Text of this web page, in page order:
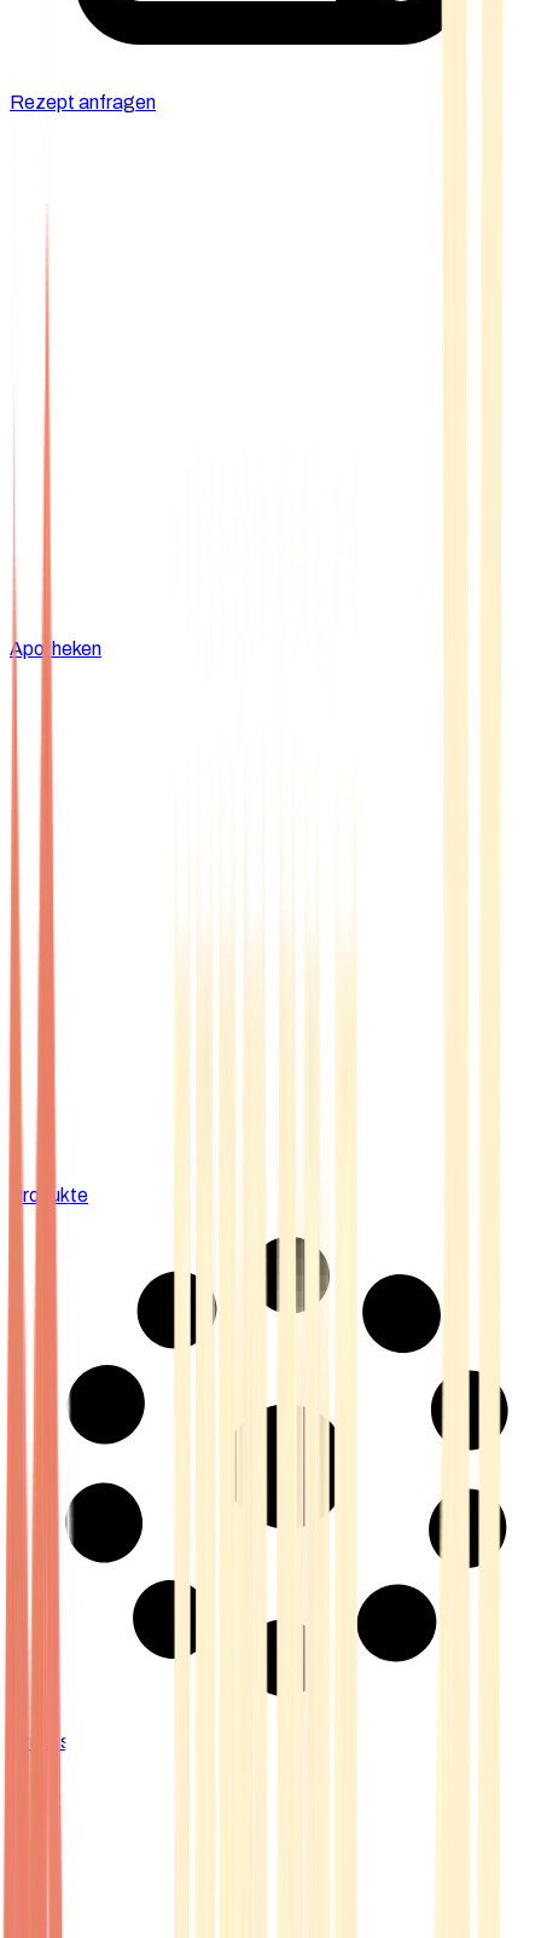
Rezept anfragen
Apotheken
Produkte
Strains